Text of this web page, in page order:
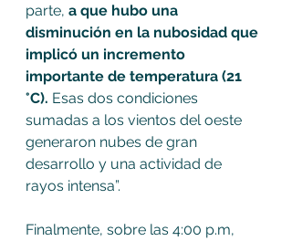
parte, a que hubo una
disminución en la nubosidad que
implicó un incremento
importante de temperatura (21
°C). Esas dos condiciones
sumadas a los vientos del oeste
generaron nubes de gran
desarrollo y una actividad de
rayos intensa”.
Finalmente, sobre las 4:00 p.m,